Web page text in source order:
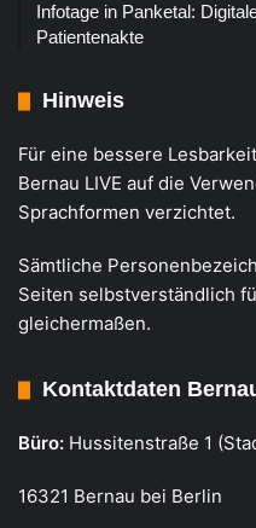
Infotage in Panketal:
Patientenakte
Hinweis
Für eine bessere
Bernau LIVE auf die
Sprachformen verzichtet.
Sämtliche
Seiten selbstverständlich
gleichermaßen.
Kontaktdaten
Büro: Hussitenstraße 1
16321 Bernau bei Berlin